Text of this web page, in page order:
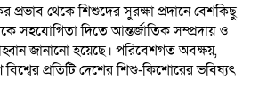
প্রভাব থেকে শিশুদের সুরক্ষা প্রদানে বেশকিছু
সহযোগিতা দিতে আন্তর্জাতিক সম্প্রদায় ও
জানানো হয়েছে। পরিবেশগত অবক্ষয়,
প্রতিটি দেশের শিশু-কিশোরের ভবিষ্যৎ